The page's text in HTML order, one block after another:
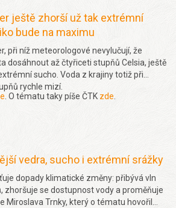
ještě zhorší už tak extrémní
bude na maximu
při níž meteorologové nevylučují, že
dosáhnout až čtyřiceti stupňů Celsia, ještě
sucho. Voda z krajiny totiž při
rychle mizí.
. O tématu taky píše ČTK zde
vedra, sucho i extrémní srážky
dopady klimatické změny: přibývá vln
zhoršuje se dostupnost vody a proměňuje
Miroslava Trnky, který o tématu hovořil